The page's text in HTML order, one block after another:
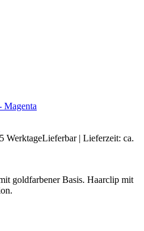
Magenta
Lieferbar | Lieferzeit: ca.
goldfarbener Basis. Haarclip mit